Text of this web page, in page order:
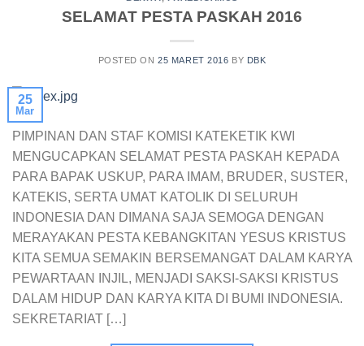
SELAMAT PESTA PASKAH 2016
POSTED ON25 MARET 2016 BY DBK
25
Mar
PIMPINAN DAN STAF KOMISI KATEKETIK KWI
MENGUCAPKAN SELAMAT PESTA PASKAH KEPADA
PARA BAPAK USKUP, PARA IMAM, BRUDER, SUSTER,
KATEKIS, SERTA UMAT KATOLIK DI SELURUH
INDONESIA DAN DIMANA SAJA SEMOGA DENGAN
MERAYAKAN PESTA KEBANGKITAN YESUS KRISTUS
KITA SEMUA SEMAKIN BERSEMANGAT DALAM KARYA
PEWARTAAN INJIL, MENJADI SAKSI-SAKSI KRISTUS
DALAM HIDUP DAN KARYA KITA DI BUMI INDONESIA.
SEKRETARIAT […]